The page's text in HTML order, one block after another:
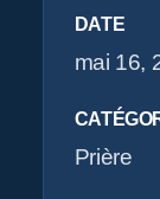
DATE
mai 16,
Prière